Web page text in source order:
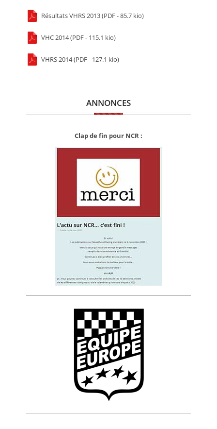
Résultats VHRS 2013 (PDF - 85.7 kio)
VHC 2014 (PDF - 115.1 kio)
VHRS 2014 (PDF - 127.1 kio)
ANNONCES
Clap de fin pour NCR :